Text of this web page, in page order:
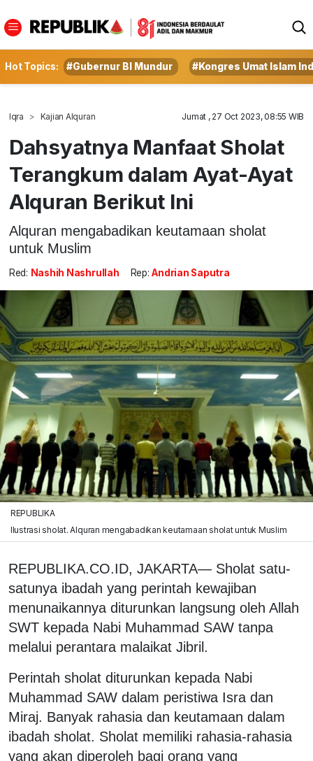
Hot Topics: #Gubernur BI Mundur #Kongres Umat Islam
Iqra Kajian Alquran Jumat , 27 Oct 2023, 08:55 WIB
Dahsyatnya Manfaat Sholat
Terangkum dalam Ayat-Ayat
Alquran Berikut Ini
Alquran mengabadikan keutamaan sholat
untuk Muslim
Red: Nashih Nashrullah Rep: Andrian Saputra
REPUBLIKA
Ilustrasi sholat. Alquran mengabadikan keutamaan sholat untuk Muslim
REPUBLIKA.CO.ID, JAKARTA— Sholat satu-
satunya ibadah yang perintah kewajiban
menunaikannya diturunkan langsung oleh Allah
SWT kepada Nabi Muhammad SAW tanpa
melalui perantara malaikat Jibril.
Perintah sholat diturunkan kepada Nabi
Muhammad SAW dalam peristiwa Isra dan
Miraj. Banyak rahasia dan keutamaan dalam
ibadah sholat. Sholat memiliki rahasia-rahasia
yang akan diperoleh bagi orang yang